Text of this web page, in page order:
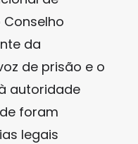
da
de prisão e o
autoridade
foram
legais